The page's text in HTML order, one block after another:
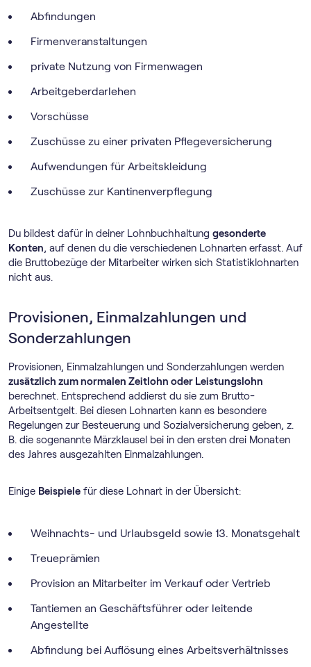
Abfindungen
Firmenveranstaltungen
private Nutzung von Firmenwagen
Arbeitgeberdarlehen
Vorschüsse
Zuschüsse zu einer privaten Pflegeversicherung
Aufwendungen für Arbeitskleidung
Zuschüsse zur Kantinenverpflegung
Du bildest dafür in deiner Lohnbuchhaltung gesonderte
Konten, auf denen du die verschiedenen Lohnarten erfasst. Auf
die Bruttobezüge der Mitarbeiter wirken sich Statistiklohnarten
nicht aus.
Provisionen, Einmalzahlungen und
Sonderzahlungen
Provisionen, Einmalzahlungen und Sonderzahlungen werden
zusätzlich zum normalen Zeitlohn oder Leistungslohn
berechnet. Entsprechend addierst du sie zum Brutto-
Arbeitsentgelt. Bei diesen Lohnarten kann es besondere
Regelungen zur Besteuerung und Sozialversicherung geben, z.
B. die sogenannte Märzklausel bei in den ersten drei Monaten
des Jahres ausgezahlten Einmalzahlungen.
Einige Beispiele für diese Lohnart in der Übersicht:
Weihnachts- und Urlaubsgeld sowie 13. Monatsgehalt
Treueprämien
Provision an Mitarbeiter im Verkauf oder Vertrieb
Tantiemen an Geschäftsführer oder leitende
Angestellte
Abfindung bei Auflösung eines Arbeitsverhältnisses